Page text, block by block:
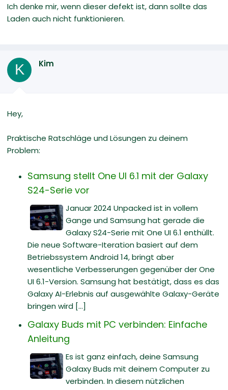
Ich denke mir, wenn dieser defekt ist, dann sollte das
Laden auch nicht funktionieren.
K Kim
Hey,
Praktische Ratschläge und Lösungen zu deinem
Problem:
Samsung stellt One UI 6.1 mit der Galaxy
S24-Serie vor
Januar 2024 Unpacked ist in vollem
Gange und Samsung hat gerade die
Galaxy S24-Serie mit One UI 6.1 enthüllt.
Die neue Software-Iteration basiert auf dem
Betriebssystem Android 14, bringt aber
wesentliche Verbesserungen gegenüber der One
UI 6.1-Version. Samsung hat bestätigt, dass es das
Galaxy AI-Erlebnis auf ausgewählte Galaxy-Geräte
bringen wird [...]
Galaxy Buds mit PC verbinden: Einfache
Anleitung
Es ist ganz einfach, deine Samsung
Galaxy Buds mit deinem Computer zu
verbinden. In diesem nützlichen